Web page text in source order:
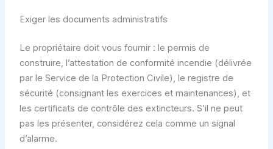
Exiger les documents administratifs
Le propriétaire doit vous fournir : le permis de
construire, l’attestation de conformité incendie (délivrée
par le Service de la Protection Civile), le registre de
sécurité (consignant les exercices et maintenances), et
les certificats de contrôle des extincteurs. S’il ne peut
pas les présenter, considérez cela comme un signal
d’alarme.